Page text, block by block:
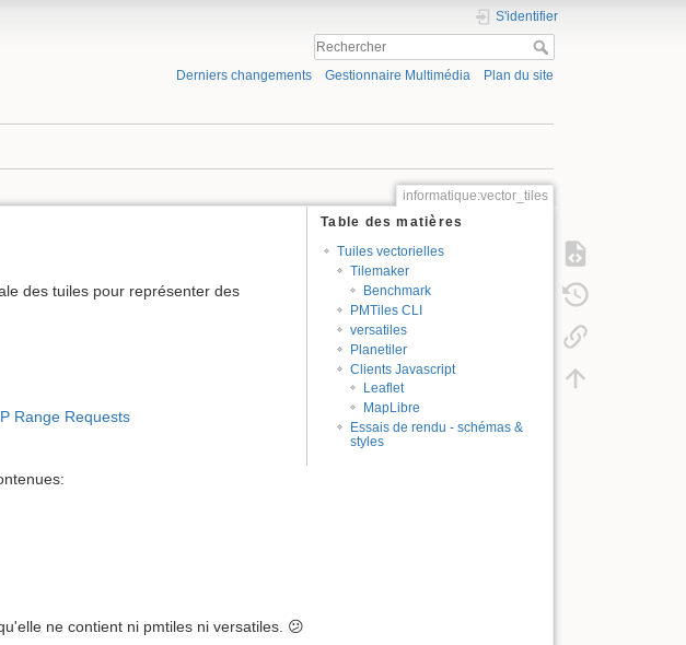
S'identifier
Derniers changements Gestionnaire Multimédia Plan du site
informatique:vector_tiles
Table des matières
Tuiles vectorielles
Tilemaker
Benchmark
PMTiles CLI
versatiles
Planetiler
Clients Javascript
Leaflet
MapLibre
Essais de rendu - schémas &
styles
des tuiles pour représenter des
Range Requests
ne contient ni pmtiles ni versatiles. 😕